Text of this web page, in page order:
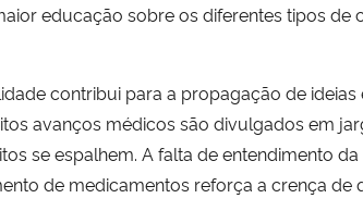
educação sobre os diferentes tipos de
contribui para a propagação de
avanços médicos são divulgados em
se espalhem. A falta de entendimento
de medicamentos reforça a crença de